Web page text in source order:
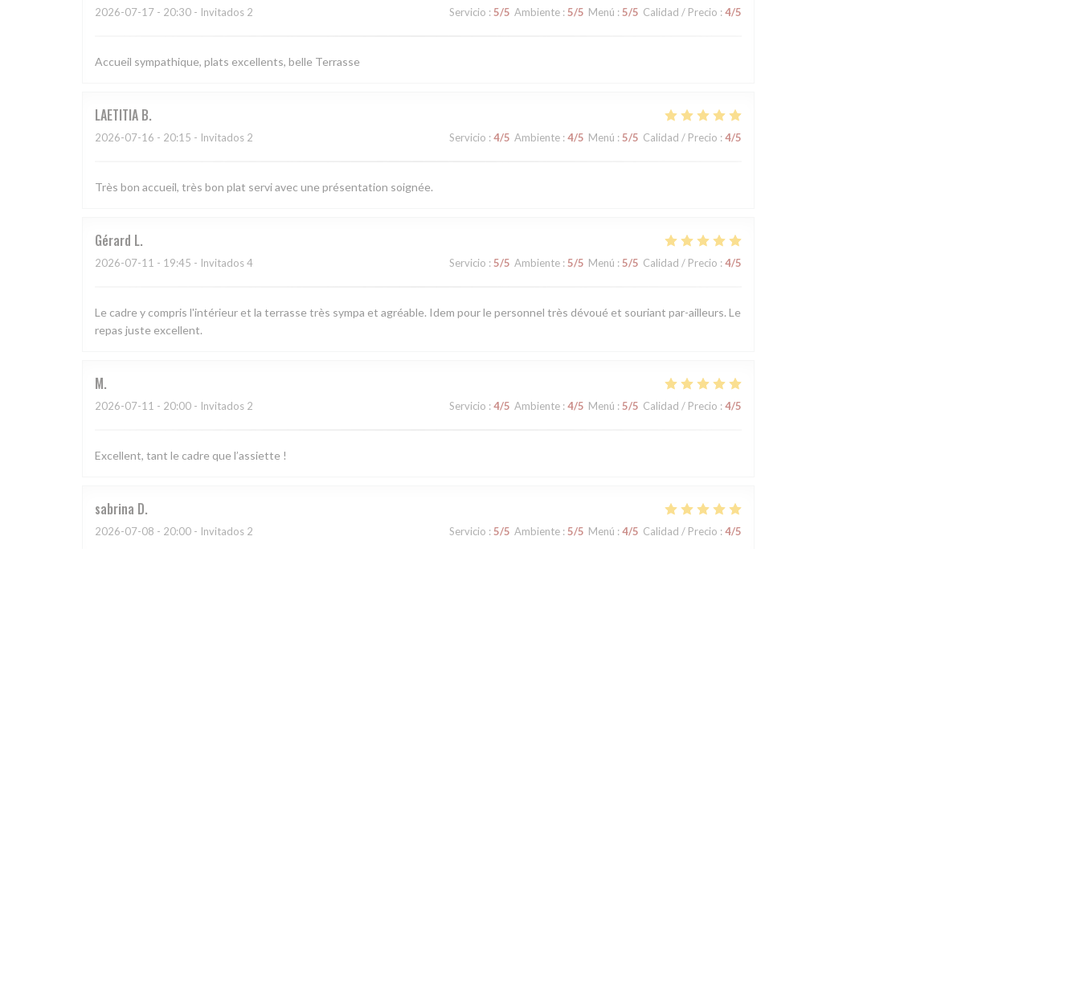
2026-07-17 - 20:30 - Invitados 2 Servicio : 5/5 Ambiente : 5/5 Menú : 5/5 Calidad / Precio : 4/5
Accueil sympathique, plats excellents, belle Terrasse
LAETITIA B
2026-07-16 - 20:15 - Invitados 2 Servicio : 4/5 Ambiente : 4/5 Menú : 5/5 Calidad / Precio : 4/5
Très bon accueil, très bon plat servi avec une présentation soignée.
Gérard L
2026-07-11 - 19:45 - Invitados 4 Servicio : 5/5 Ambiente : 5/5 Menú : 5/5 Calidad / Precio : 4/5
Le cadre y compris l'intérieur et la terrasse très sympa et agréable. Idem pour le personnel très dévoué et souriant par-ailleurs. Le
repas juste excellent.
M
2026-07-11 - 20:00 - Invitados 2 Servicio : 4/5 Ambiente : 4/5 Menú : 5/5 Calidad / Precio : 4/5
Excellent, tant le cadre que l’assiette !
sabrina D
2026-07-08 - 20:00 - Invitados 2 Servicio : 5/5 Ambiente : 5/5 Menú : 4/5 Calidad / Precio : 4/5